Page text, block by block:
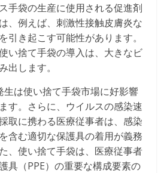
手袋の生産に使用される促進剤
、例えば、刺激性接触皮膚炎な
引き起こす可能性があります。
い捨て手袋の導入は、大きなビ
出します。
生は使い捨て手袋市場に好影響
す。さらに、ウイルスの感染速
取に携わる医療従事者は、感染
含む適切な保護具の着用が義務
、使い捨て手袋は、医療従事者
具（PPE）の重要な構成要素の